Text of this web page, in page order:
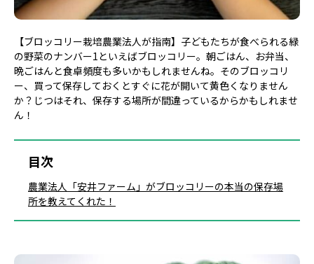
【ブロッコリー栽培農業法人が指南】子どもたちが食べられる緑
の野菜のナンバー1といえばブロッコリー。朝ごはん、お弁当、
晩ごはんと食卓頻度も多いかもしれませんね。そのブロッコリ
ー、買って保存しておくとすぐに花が開いて黄色くなりません
か？じつはそれ、保存する場所が間違っているからかもしれませ
ん！
目次
農業法人「安井ファーム」がブロッコリーの本当の保存場
所を教えてくれた！